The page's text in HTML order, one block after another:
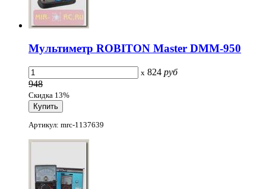
Мультиметр ROBITON Master DMM-950
x 824 руб
948
Скидка 13%
Артикул: mrc-1137639